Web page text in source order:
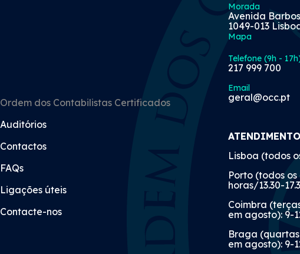
Ordem dos Contabilistas Certificados
Auditórios
Contactos
FAQs
Ligações úteis
Contacte-nos
Morada
Avenida
1049-013
Mapa
Telefone (9h -
217 999 700
Email
geral@occ.pt
Lisboa (todos
Porto (todos os
horas/13.30-
Coimbra
em agosto): 9-
Braga
em agosto): 9-